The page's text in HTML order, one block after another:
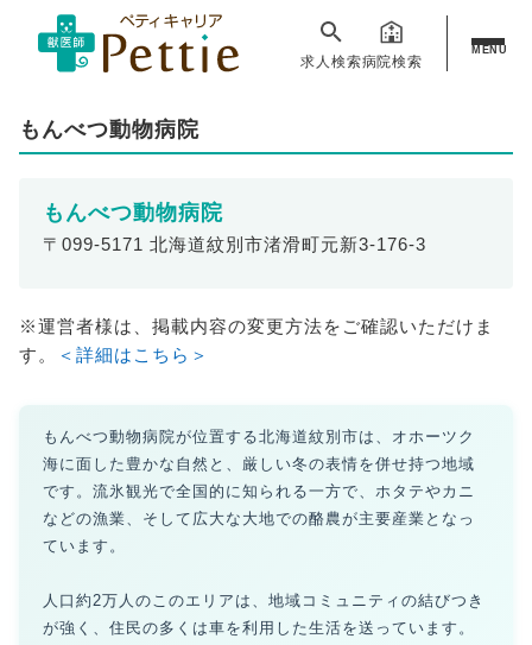
求人検索病院検索
MENU
もんべつ動物病院
もんべつ動物病院
〒099-5171 北海道紋別市渚滑町元新3-176-3
※運営者様は、掲載内容の変更方法をご確認いただけま
す。
＜詳細はこちら＞
もんべつ動物病院が位置する北海道紋別市は、オホーツク
海に面した豊かな自然と、厳しい冬の表情を併せ持つ地域
です。流氷観光で全国的に知られる一方で、ホタテやカニ
などの漁業、そして広大な大地での酪農が主要産業となっ
ています。
人口約2万人のこのエリアは、地域コミュニティの結びつき
が強く、住民の多くは車を利用した生活を送っています。